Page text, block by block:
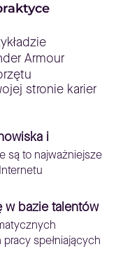
Armour
stronie karier
i
są to najważniejsze
w bazie talentów
spełniających